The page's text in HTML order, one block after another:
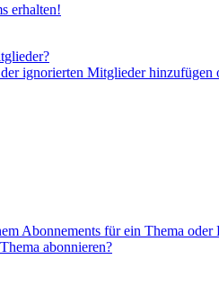
erhalten!
ignorierten Mitglieder hinzufügen
Abonnements für ein Thema oder
abonnieren?